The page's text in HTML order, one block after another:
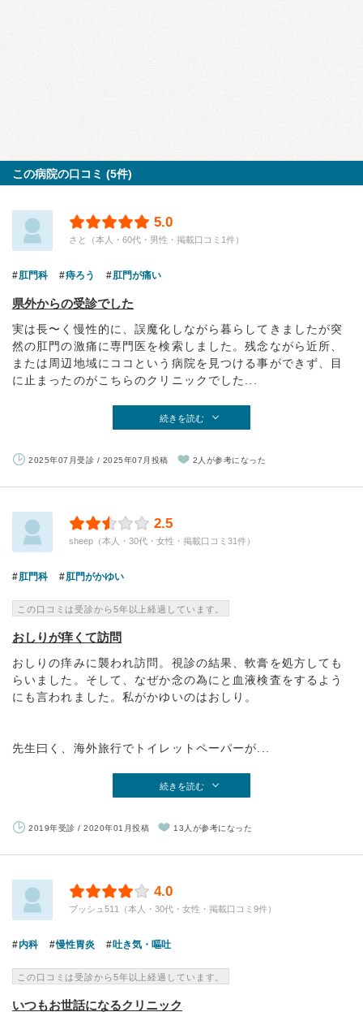
この病院の口コミ (5件)
5.0
さと（本人・60代・男性・掲載口コミ1件）
肛門科 痔ろう 肛門が痛い
県外からの受診でした
実は長〜く慢性的に、誤魔化しながら暮らしてきましたが突
然の肛門の激痛に専門医を検索しました。残念ながら近所、
または周辺地域にココという病院を見つける事ができず、目
に止まったのがこちらのクリニックでした...
続きを読む
2025年07月受診 / 2025年07月投稿 2人が参考になった
2.5
sheep（本人・30代・女性・掲載口コミ31件）
肛門科 肛門がかゆい
この口コミは受診から5年以上経過しています。
おしりが痒くて訪問
おしりの痒みに襲われ訪問。視診の結果、軟膏を処方しても
らいました。そして、なぜか念の為にと血液検査をするよう
にも言われました。私がかゆいのはおしり。
先生曰く、海外旅行でトイレットペーパーが...
続きを読む
2019年受診 / 2020年01月投稿 13人が参考になった
4.0
ブッシュ511（本人・30代・女性・掲載口コミ9件）
内科 慢性胃炎 吐き気・嘔吐
この口コミは受診から5年以上経過しています。
いつもお世話になるクリニック